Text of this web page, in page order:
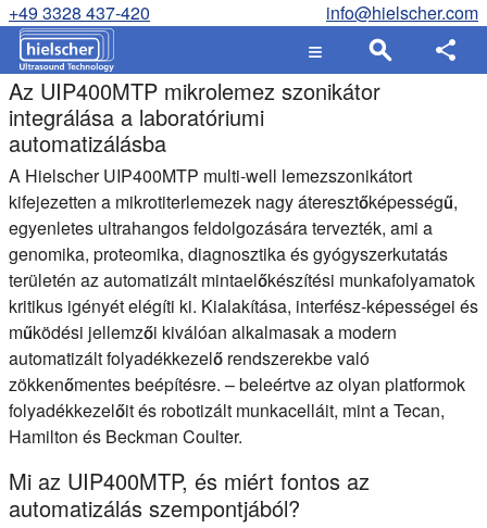
+49 3328 437-420 info@hielscher.com
Az UIP400MTP mikrolemez szonikátor
integrálása a laboratóriumi
automatizálásba
A Hielscher UIP400MTP multi-well lemezszonikátort
kifejezetten a mikrotiterlemezek nagy áteresztőképességű,
egyenletes ultrahangos feldolgozására tervezték, ami a
genomika, proteomika, diagnosztika és gyógyszerkutatás
területén az automatizált mintaelőkészítési munkafolyamatok
kritikus igényét elégíti ki. Kialakítása, interfész-képességei és
működési jellemzői kiválóan alkalmasak a modern
automatizált folyadékkezelő rendszerekbe való
zökkenőmentes beépítésre. – beleértve az olyan platformok
folyadékkezelőit és robotizált munkacelláit, mint a Tecan,
Hamilton és Beckman Coulter.
Mi az UIP400MTP, és miért fontos az
automatizálás szempontjából?